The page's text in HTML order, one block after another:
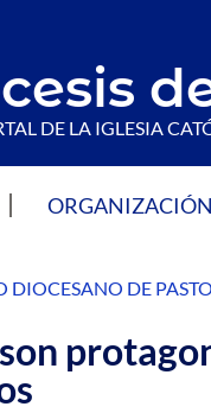
DE LA IGLESIA
ORGANIZACIÓN
DIOCESANO DE